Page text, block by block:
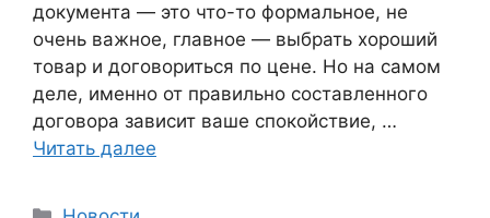
документа — это что-то формальное, не
очень важное, главное — выбрать хороший
товар и договориться по цене. Но на самом
деле, именно от правильно составленного
договора зависит ваше спокойствие, …
Читать далее
Рубрики